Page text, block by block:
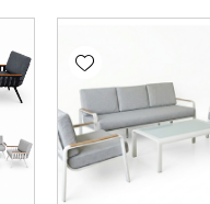
Add wishlist